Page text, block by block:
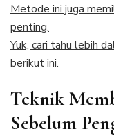
Metode ini juga
penting.
Yuk, cari tahu lebih
berikut ini.
Teknik
Sebelum